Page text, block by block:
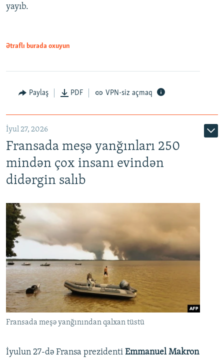
yayıb.
Ətraflı burada oxuyun
Paylaş PDF VPN-siz açmaq
İyul 27, 2026
Fransada meşə yanğınları 250
mindən çox insanı evindən
didərgin salıb
Fransada meşə yanğınından qalxan tüstü
İyulun 27-də Fransa prezidenti Emmanuel Makron